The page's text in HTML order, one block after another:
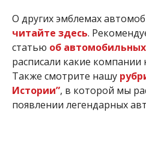
О других эмблемах
читайте здесь.
статью об
расписали какие
Также смотрите нашу
Истории”, в которой мы
появлении легендарных